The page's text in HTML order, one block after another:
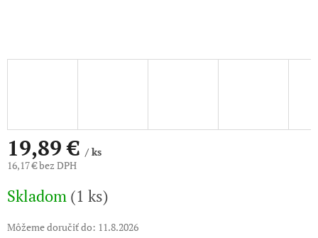
19,89 €/ ks
16,17 € bez DPH
cena:
Skladom (1 ks)
Môžeme doručiť do: 11.8.2026